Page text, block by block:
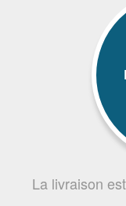
La livraison